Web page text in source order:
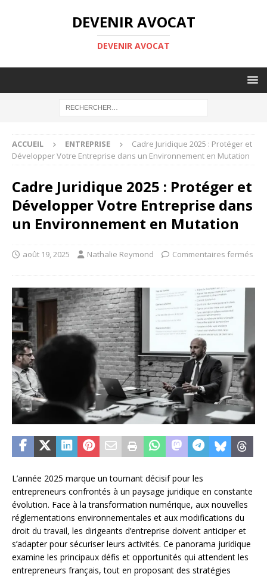
DEVENIR AVOCAT
DEVENIR AVOCAT
ACCUEIL ENTREPRISE
Cadre Juridique 2025 : Protéger et
Développer Votre Entreprise dans un Environnement en Mutation
Cadre Juridique 2025 : Protéger et
Développer Votre Entreprise dans
un Environnement en Mutation
août 19, 2025 Nathalie Reymond Commentaires fermés
L’année 2025 marque un tournant décisif pour les
entrepreneurs confrontés à un paysage juridique en constante
évolution. Face à la transformation numérique, aux nouvelles
réglementations environnementales et aux modifications du
droit du travail, les dirigeants d’entreprise doivent anticiper et
s’adapter pour sécuriser leurs activités. Ce panorama juridique
examine les principaux défis et opportunités qui attendent les
entrepreneurs français, tout en proposant des stratégies